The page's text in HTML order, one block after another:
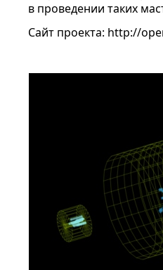
в проведении таких
Сайт проекта: http://